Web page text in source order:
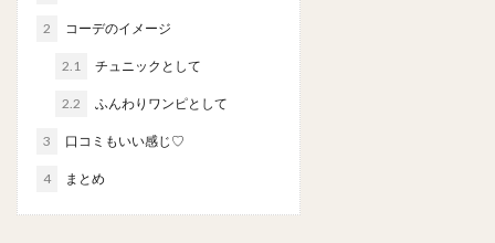
2 コーデのイメージ
2.1 チュニックとして
2.2 ふんわりワンピとして
3 口コミもいい感じ♡
4 まとめ